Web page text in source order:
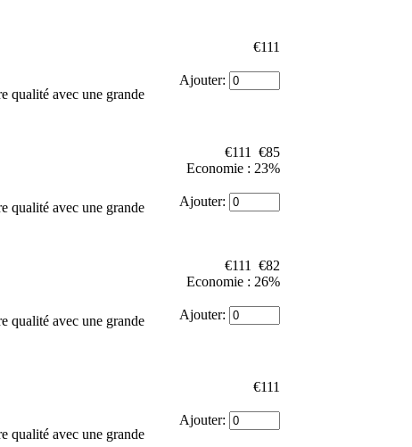
qualité avec une grande
€111
Ajouter:
qualité avec une grande
€111
€85
Economie : 23%
Ajouter:
qualité avec une grande
€111
€82
Economie : 26%
Ajouter:
qualité avec une grande
€111
Ajouter: